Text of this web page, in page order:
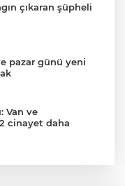
çıkaran şüpheli
pazar günü yeni
Van ve
cinayet daha